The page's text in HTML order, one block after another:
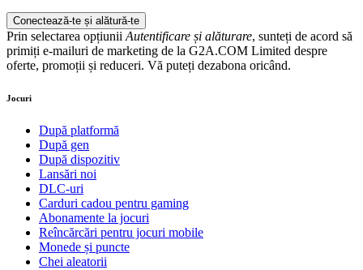
Conectează-te și alătură-te
Prin selectarea opțiuniiAutentificare și alăturare, sunteți de acord să
primiți e-mailuri de marketing de la G2A.COM Limited despre
oferte, promoții și reduceri. Vă puteți dezabona oricând.
Jocuri
După platformă
După gen
După dispozitiv
Lansări noi
DLC-uri
Carduri cadou pentru gaming
Abonamente la jocuri
Reîncărcări pentru jocuri mobile
Monede și puncte
Chei aleatorii